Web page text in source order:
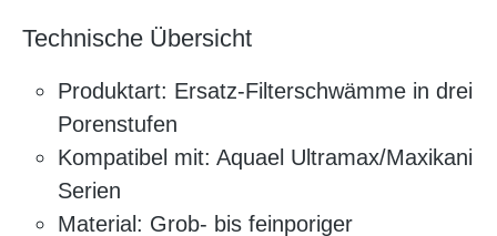
Technische Übersicht
Produktart: Ersatz-Filterschwämme in drei
Porenstufen
Kompatibel mit: Aquael Ultramax/Maxikani
Serien
Material: Grob- bis feinporiger